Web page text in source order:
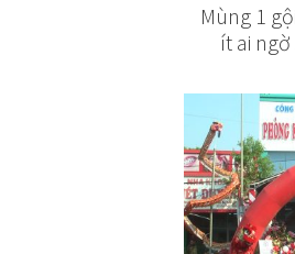
Mùng 1
ít ai